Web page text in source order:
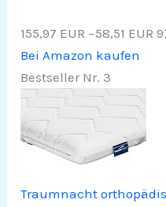
155,97 EUR −58,51 EUR
Bei Amazon kaufen
Bestseller Nr. 3
Traumnacht